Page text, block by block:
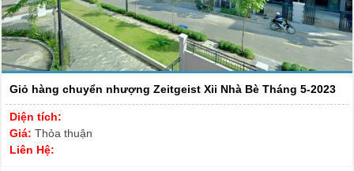
Giỏ hàng chuyển nhượng Zeitgeist Xii Nhà Bè Tháng 5-2023
Diện tích:
Giá: Thỏa thuận
Liên Hệ: